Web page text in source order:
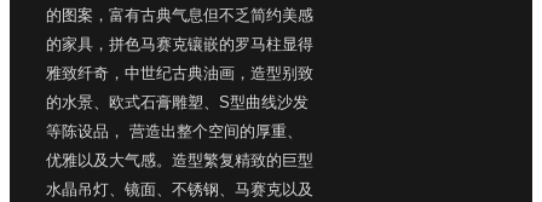
的图案，富有古典气息但不乏简约美感
的家具，拼色马赛克镶嵌的罗马柱显得
雅致纤奇，中世纪古典油画，造型别致
的水景、欧式石膏雕塑、S型曲线沙发
等陈设品， 营造出整个空间的厚重、
优雅以及大气感。造型繁复精致的巨型
水晶吊灯、镜面、不锈钢、马赛克以及